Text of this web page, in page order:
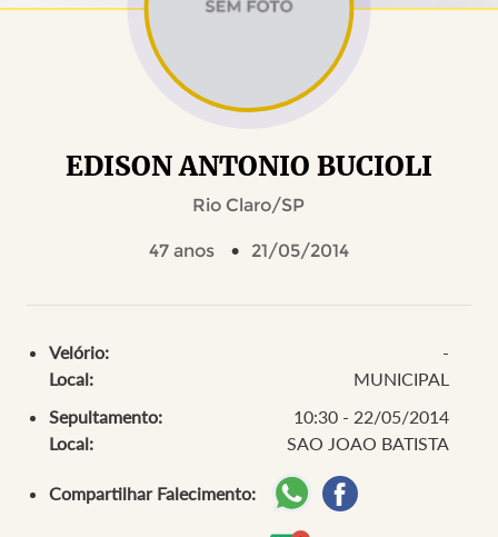
MENSAGENS
EDISON ANTONIO BUCIOLI
Rio Claro/SP
47 anos 21/05/2014
Velório:
-
Local:
MUNICIPAL
Sepultamento:
10:30 - 22/05/2014
Local:
SAO JOAO BATISTA
Compartilhar Falecimento: